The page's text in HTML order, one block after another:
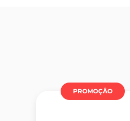
PROMOÇÂO